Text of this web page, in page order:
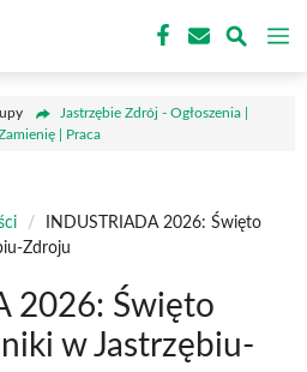
Jastrzębie Zdrój - Ogłoszenia |
| Praca
/
INDUSTRIADA 2026: Święto
Zdroju
2026: Święto
w Jastrzębiu-